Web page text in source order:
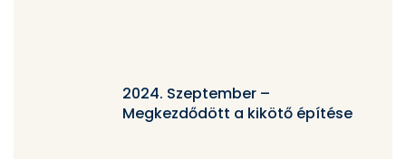
2024. Szeptember –
Megkezdődött a kikötő építése